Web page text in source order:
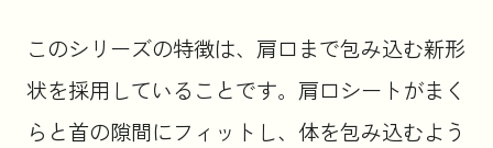
このシリーズの特徴は、肩口まで包み込む新形
状を採用していることです。肩口シートがまく
らと首の隙間にフィットし、体を包み込むよう